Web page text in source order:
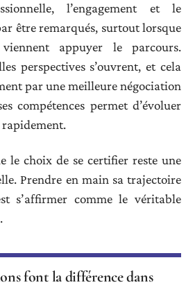
l’engagement et le
être remarqués, surtout lorsque
appuyer le parcours.
perspectives s’ouvrent, et cela
par une meilleure négociation
compétences permet d’évoluer
rapidement.
le choix de se certifier reste une
Prendre en main sa trajectoire
s’affirmer comme le véritable
font la différence dans